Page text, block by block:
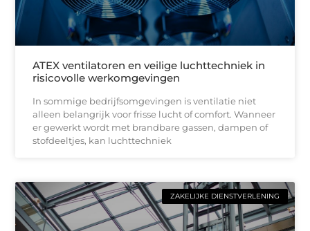
ATEX ventilatoren en veilige luchttechniek in
risicovolle werkomgevingen
In sommige bedrijfsomgevingen is ventilatie niet
alleen belangrijk voor frisse lucht of comfort. Wanneer
er gewerkt wordt met brandbare gassen, dampen of
stofdeeltjes, kan luchttechniek
ZAKELIJKE DIENSTVERLENING